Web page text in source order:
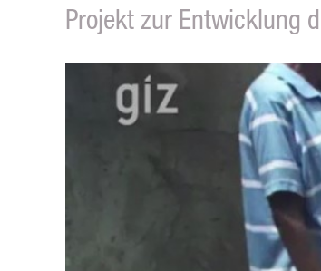
Projekt zur Entwicklung